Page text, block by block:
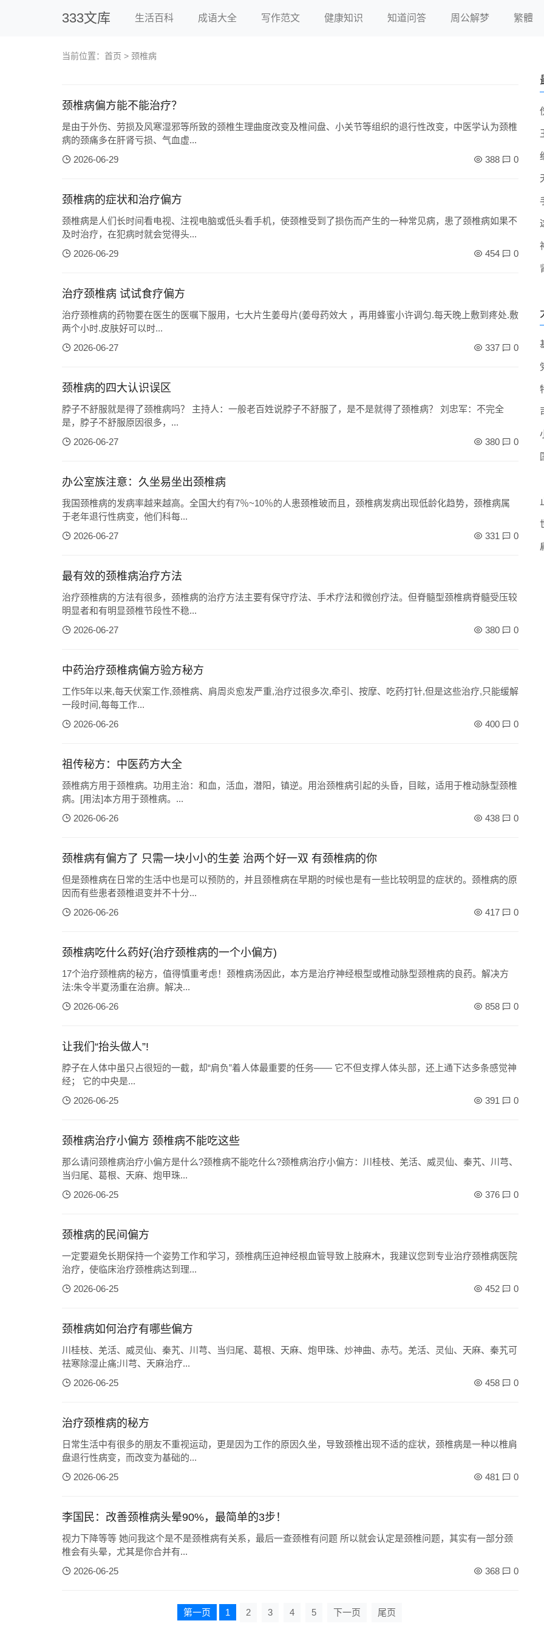
333文库 生活百科 成语大全 写作范文 健康知识 知道问答 周公解梦 繁體
当前位置： 首页 > 颈椎病
颈椎病偏方能不能治疗？
是由于外伤、劳损及风寒湿邪等所致的颈椎生理曲度改变及椎间盘、小关节等组织的退行性改变，中医学认为颈椎
病的颈痛多在肝肾亏损、气血虚...
2026-06-29
388 0
颈椎病的症状和治疗偏方
颈椎病是人们长时间看电视、注视电脑或低头看手机，使颈椎受到了损伤而产生的一种常见病，患了颈椎病如果不
及时治疗，在犯病时就会觉得头...
2026-06-29
454 0
治疗颈椎病 试试食疗偏方
治疗颈椎病的药物要在医生的医嘱下服用，七大片生姜母片(姜母药效大 ，再用蜂蜜小许调匀.每天晚上敷到疼处.敷
两个小时.皮肤好可以时...
2026-06-27
337 0
颈椎病的四大认识误区
脖子不舒服就是得了颈椎病吗？ 主持人：一般老百姓说脖子不舒服了，是不是就得了颈椎病？ 刘忠军：不完全
是，脖子不舒服原因很多，...
2026-06-27
380 0
办公室族注意：久坐易坐出颈椎病
我国颈椎病的发病率越来越高。全国大约有7％~10％的人患颈椎玻而且，颈椎病发病出现低龄化趋势，颈椎病属
于老年退行性病变，他们科每...
2026-06-27
331 0
最有效的颈椎病治疗方法
治疗颈椎病的方法有很多，颈椎病的治疗方法主要有保守疗法、手术疗法和微创疗法。但脊髓型颈椎病脊髓受压较
明显者和有明显颈椎节段性不稳...
2026-06-27
380 0
中药治疗颈椎病偏方验方秘方
工作5年以来,每天伏案工作,颈椎病、肩周炎愈发严重,治疗过很多次,牵引、按摩、吃药打针,但是这些治疗,只能缓解
一段时间,每每工作...
2026-06-26
400 0
祖传秘方：中医药方大全
颈椎病方用于颈椎病。功用主治：和血，活血，潜阳，镇逆。用治颈椎病引起的头昏，目眩，适用于椎动脉型颈椎
病。[用法]本方用于颈椎病。...
2026-06-26
438 0
颈椎病有偏方了 只需一块小小的生姜 治两个好一双 有颈椎病的你
但是颈椎病在日常的生活中也是可以预防的，并且颈椎病在早期的时候也是有一些比较明显的症状的。颈椎病的原
因而有些患者颈椎退变并不十分...
2026-06-26
417 0
颈椎病吃什么药好(治疗颈椎病的一个小偏方)
17个治疗颈椎病的秘方，值得慎重考虑！颈椎病汤因此，本方是治疗神经根型或椎动脉型颈椎病的良药。解决方
法:朱令半夏汤重在治痹。解决...
2026-06-26
858 0
让我们“抬头做人”!
脖子在人体中虽只占很短的一截，却“肩负”着人体最重要的任务―― 它不但支撑人体头部，还上通下达多条感觉神
经； 它的中央是...
2026-06-25
391 0
颈椎病治疗小偏方 颈椎病不能吃这些
那么请问颈椎病治疗小偏方是什么?颈椎病不能吃什么?颈椎病治疗小偏方：川桂枝、羌活、威灵仙、秦艽、川芎、
当归尾、葛根、天麻、炮甲珠...
2026-06-25
376 0
颈椎病的民间偏方
一定要避免长期保持一个姿势工作和学习，颈椎病压迫神经根血管导致上肢麻木，我建议您到专业治疗颈椎病医院
治疗，使临床治疗颈椎病达到理...
2026-06-25
452 0
颈椎病如何治疗有哪些偏方
川桂枝、羌活、威灵仙、秦艽、川芎、当归尾、葛根、天麻、炮甲珠、炒神曲、赤芍。羌活、灵仙、天麻、秦艽可
祛寒除湿止痛;川芎、天麻治疗...
2026-06-25
458 0
治疗颈椎病的秘方
日常生活中有很多的朋友不重视运动，更是因为工作的原因久坐，导致颈椎出现不适的症状，颈椎病是一种以椎肩
盘退行性病变，而改变为基础的...
2026-06-25
481 0
李国民：改善颈椎病头晕90%，最简单的3步！
视力下降等等 她问我这个是不是颈椎病有关系，最后一查颈椎有问题 所以就会认定是颈椎问题，其实有一部分颈
椎会有头晕，尤其是你合并有...
2026-06-25
368 0
第一页 1 2 3 4 5 下一页 尾页